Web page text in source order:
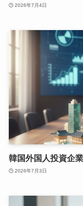
2026年7月4日
韓国外国人投資企
2026年7月3日